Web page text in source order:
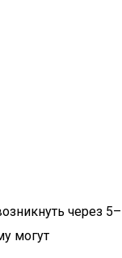
через 5–
могут